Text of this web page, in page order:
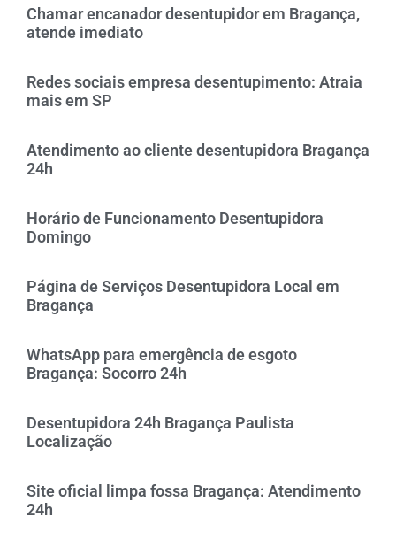
Chamar encanador desentupidor em Bragança,
atende imediato
Redes sociais empresa desentupimento: Atraia
mais em SP
Atendimento ao cliente desentupidora Bragança
24h
Horário de Funcionamento Desentupidora
Domingo
Página de Serviços Desentupidora Local em
Bragança
WhatsApp para emergência de esgoto
Bragança: Socorro 24h
Desentupidora 24h Bragança Paulista
Localização
Site oficial limpa fossa Bragança: Atendimento
24h